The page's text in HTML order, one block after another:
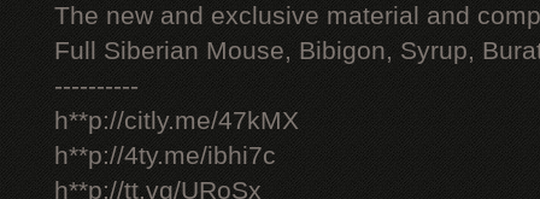
The new and exclusive material and
Full Siberian Mouse, Bibigon, Syrup,
----------
h**p://citly.me/47kMX
h**p://4ty.me/ibhi7c
h**p://tt.vg/URoSx